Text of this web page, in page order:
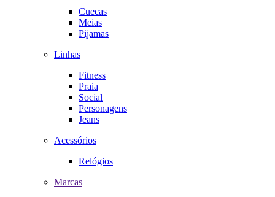
Cuecas
Meias
Pijamas
Linhas
Fitness
Praia
Social
Personagens
Jeans
Acessórios
Relógios
Marcas